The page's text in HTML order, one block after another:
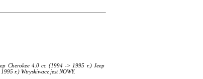
Cherokee 4.0 cc (1994 -> 1995 r.) Jeep
r.) Wtryskiwacz jest NOWY.